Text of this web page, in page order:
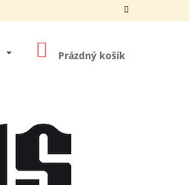
NÁKUPNÍ
KOŠÍK
Prázdný košík